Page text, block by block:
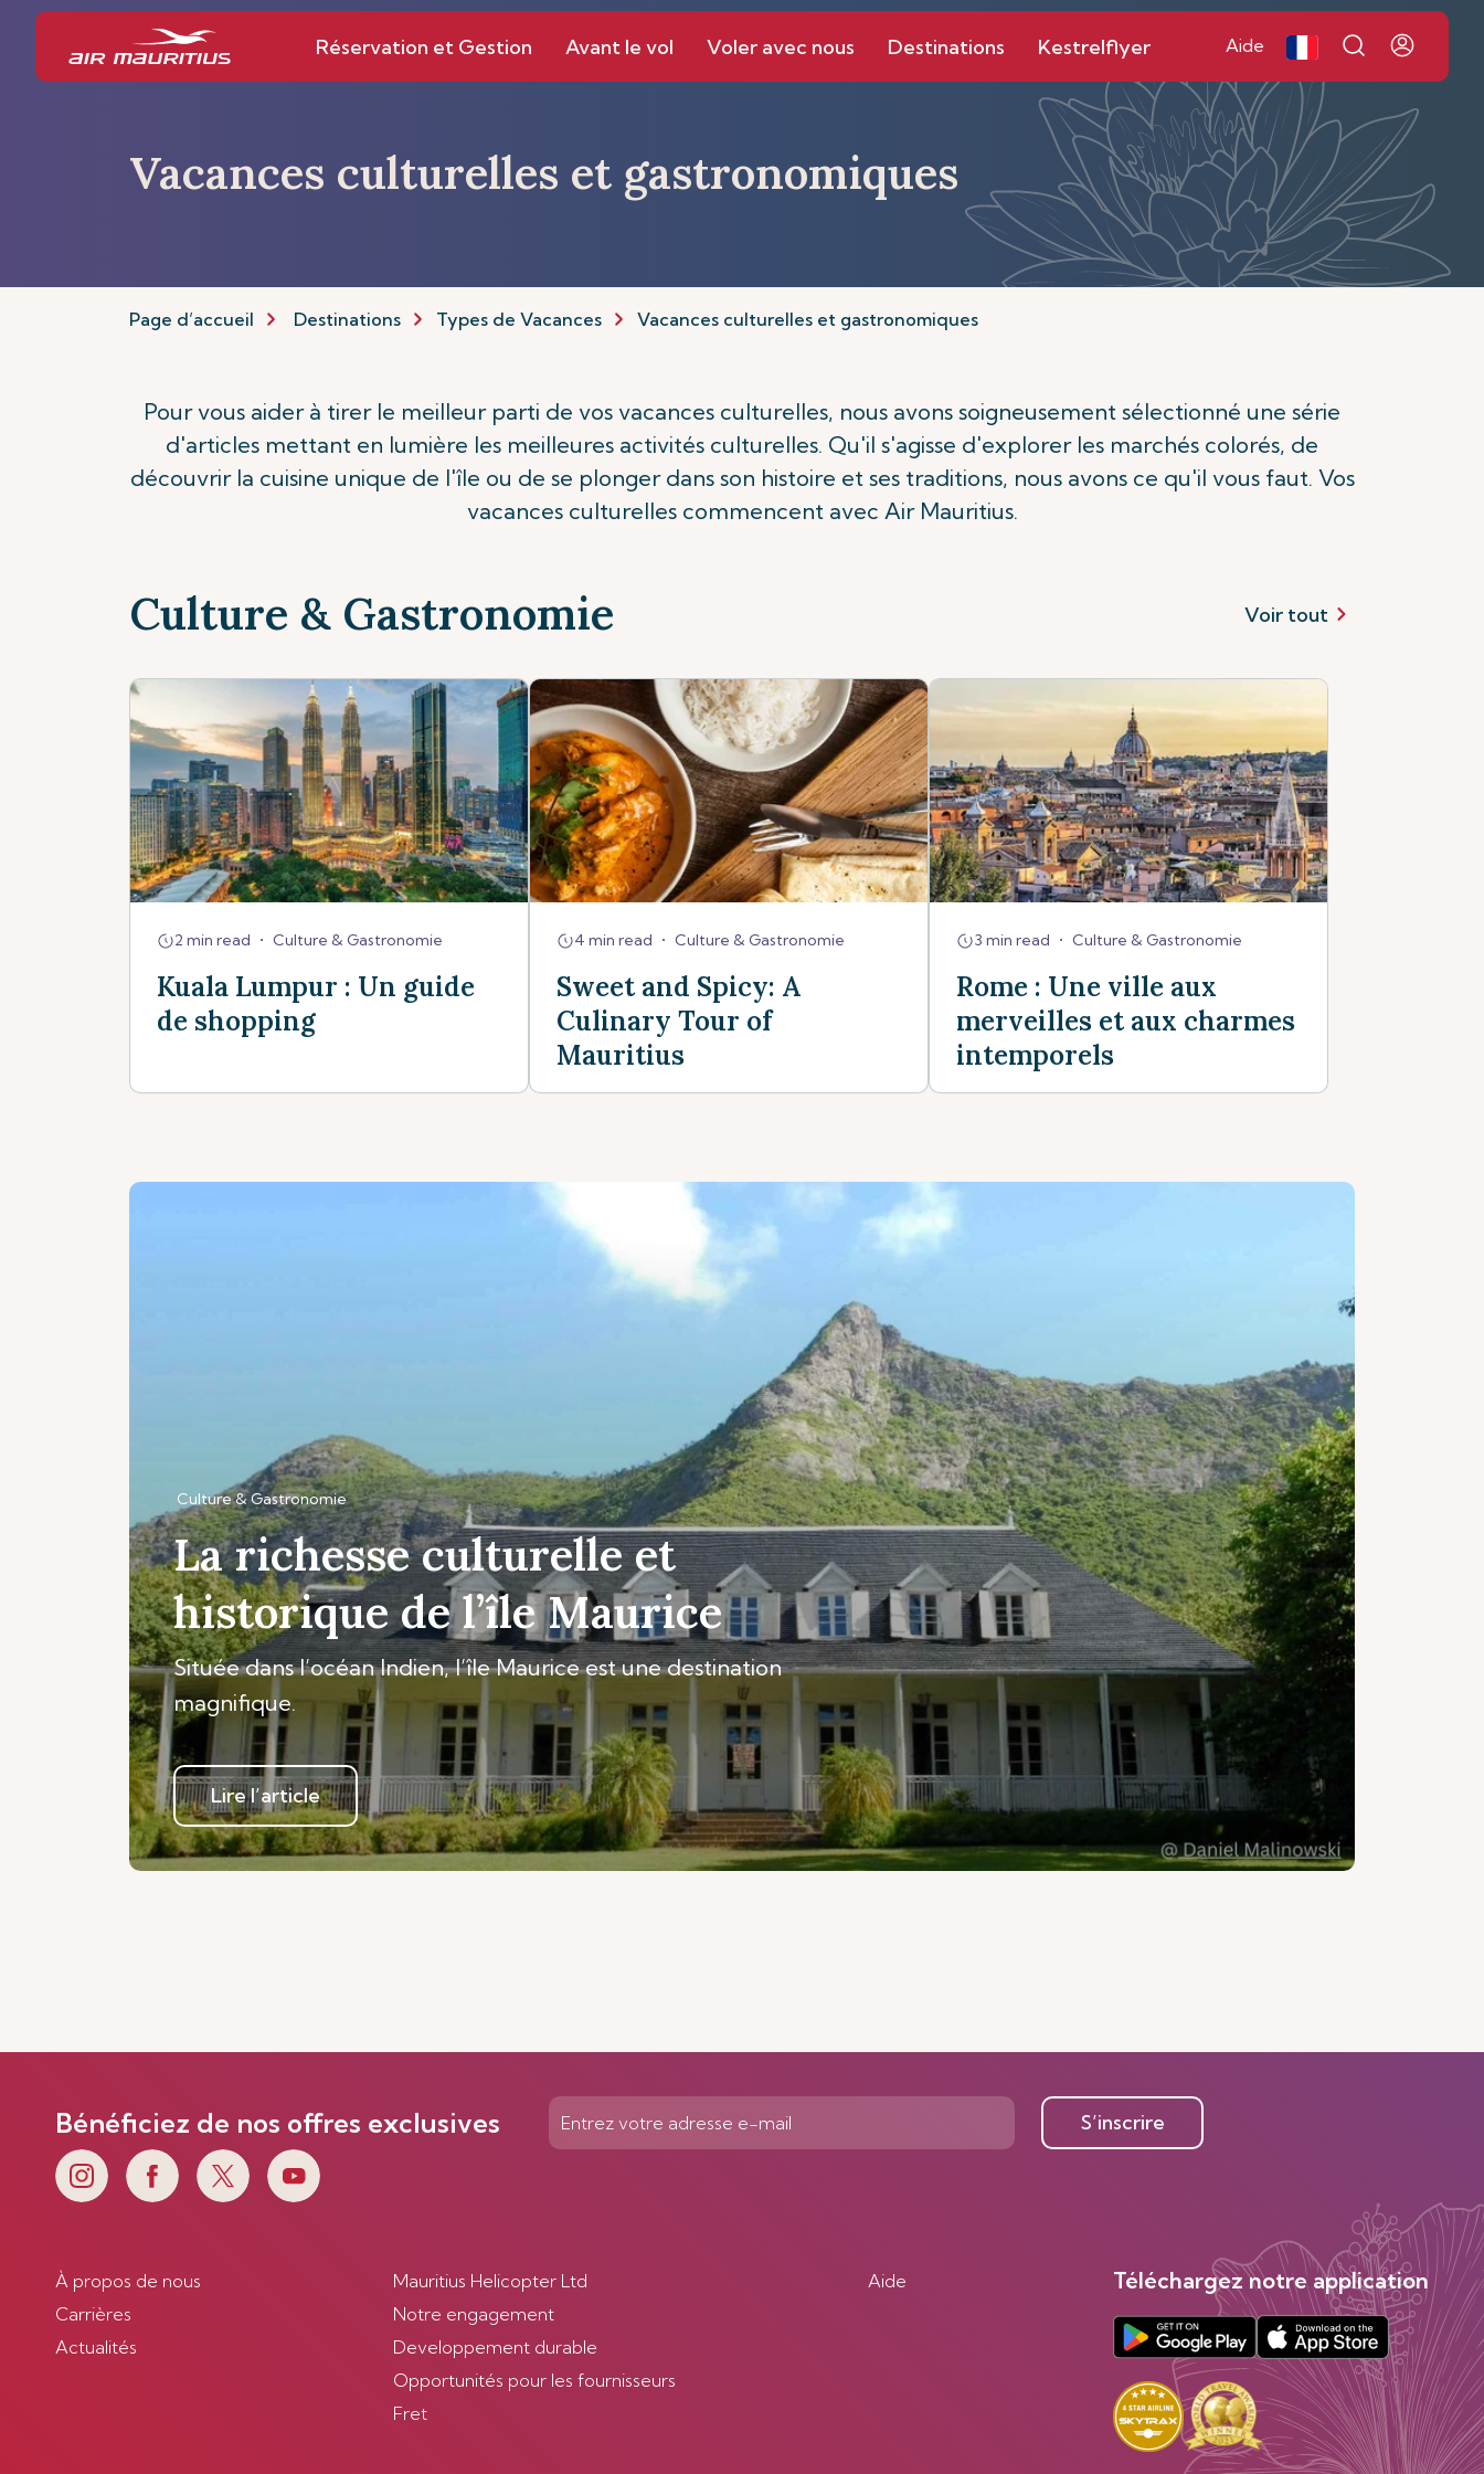
Réservation et Gestion Avant le vol Voler avec nous Destinations Kestrelflyer Aide
Vacances culturelles et gastronomiques
Page d’accueil Destinations Types de Vacances Vacances culturelles et gastronomiques
Pour vous aider à tirer le meilleur parti de vos vacances culturelles, nous avons soigneusement sélectionné une série
d'articles mettant en lumière les meilleures activités culturelles. Qu'il s'agisse d'explorer les marchés colorés, de
découvrir la cuisine unique de l'île ou de se plonger dans son histoire et ses traditions, nous avons ce qu'il vous faut. Vos
vacances culturelles commencent avec Air Mauritius.
Culture & Gastronomie Voir tout
2 min read • Culture & Gastronomie
Kuala Lumpur : Un guide
de shopping
4 min read • Culture & Gastronomie
Sweet and Spicy: A
Culinary Tour of
Mauritius
3 min read • Culture & Gastronomie
Rome : Une ville aux
merveilles et aux charmes
intemporels
Culture & Gastronomie
La richesse culturelle et
historique de l’île Maurice
Située dans l’océan Indien, l’île Maurice est une destination
magnifique.
Lire l’article
Bénéficiez de nos offres exclusives S’inscrire
À propos de nous
Carrières
Actualités
Mauritius Helicopter Ltd
Notre engagement
Developpement durable
Opportunités pour les fournisseurs
Fret
Aide Téléchargez notre application